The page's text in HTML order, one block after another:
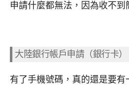
申請什麼都無法，因為收不到
大陸銀行帳戶申請（銀行卡）
有了手機號碼，真的還是要